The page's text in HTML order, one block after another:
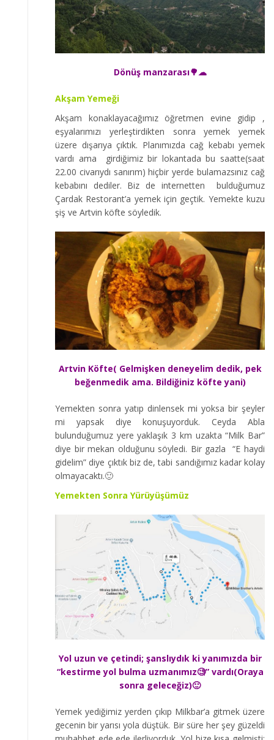
Dönüş manzarası🌳☁
Akşam Yemeği
Akşam konaklayacağımız öğretmen evine gidip ,
eşyalarımızı yerleştirdikten sonra yemek yemek
üzere dışarıya çıktık. Planımızda cağ kebabı yemek
vardı ama girdiğimiz bir lokantada bu saatte(saat
22.00 civarıydı sanırım) hiçbir yerde bulamazsınız cağ
kebabını dediler. Biz de internetten bulduğumuz
Çardak Restorant’a yemek için geçtik. Yemekte kuzu
şiş ve Artvin köfte söyledik.
Artvin Köfte( Gelmişken deneyelim dedik, pek
beğenmedik ama. Bildiğiniz köfte yani)
Yemekten sonra yatıp dinlensek mi yoksa bir şeyler
mi yapsak diye konuşuyorduk. Ceyda Abla
bulunduğumuz yere yaklaşık 3 km uzakta “Milk Bar”
diye bir mekan olduğunu söyledi. Bir gazla “E haydi
gidelim” diye çıktık biz de, tabi sandığımız kadar kolay
olmayacaktı.🙂
Yemekten Sonra Yürüyüşümüz
Yol uzun ve çetindi; şanslıydık ki yanımızda bir
“kestirme yol bulma uzmanımız🧐” vardı(Oraya
sonra geleceğiz)🙂
Yemek yediğimiz yerden çıkıp Milkbar’a gitmek üzere
gecenin bir yarısı yola düştük. Bir süre her şey güzeldi